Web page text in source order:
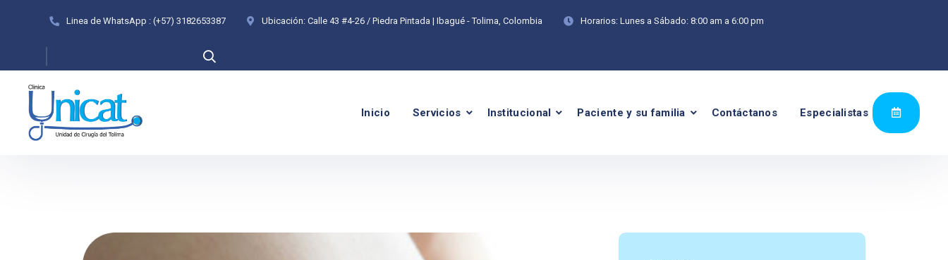
Linea de WhatsApp : (+57) 3182653387 Ubicación: Calle 43 #4-26 / Piedra Pintada | Ibagué - Tolima, Colombia Horarios: Lunes a Sábado: 8:00 am a 6:00 pm
Inicio Servicios Institucional Paciente y su familia Contáctanos Especialistas